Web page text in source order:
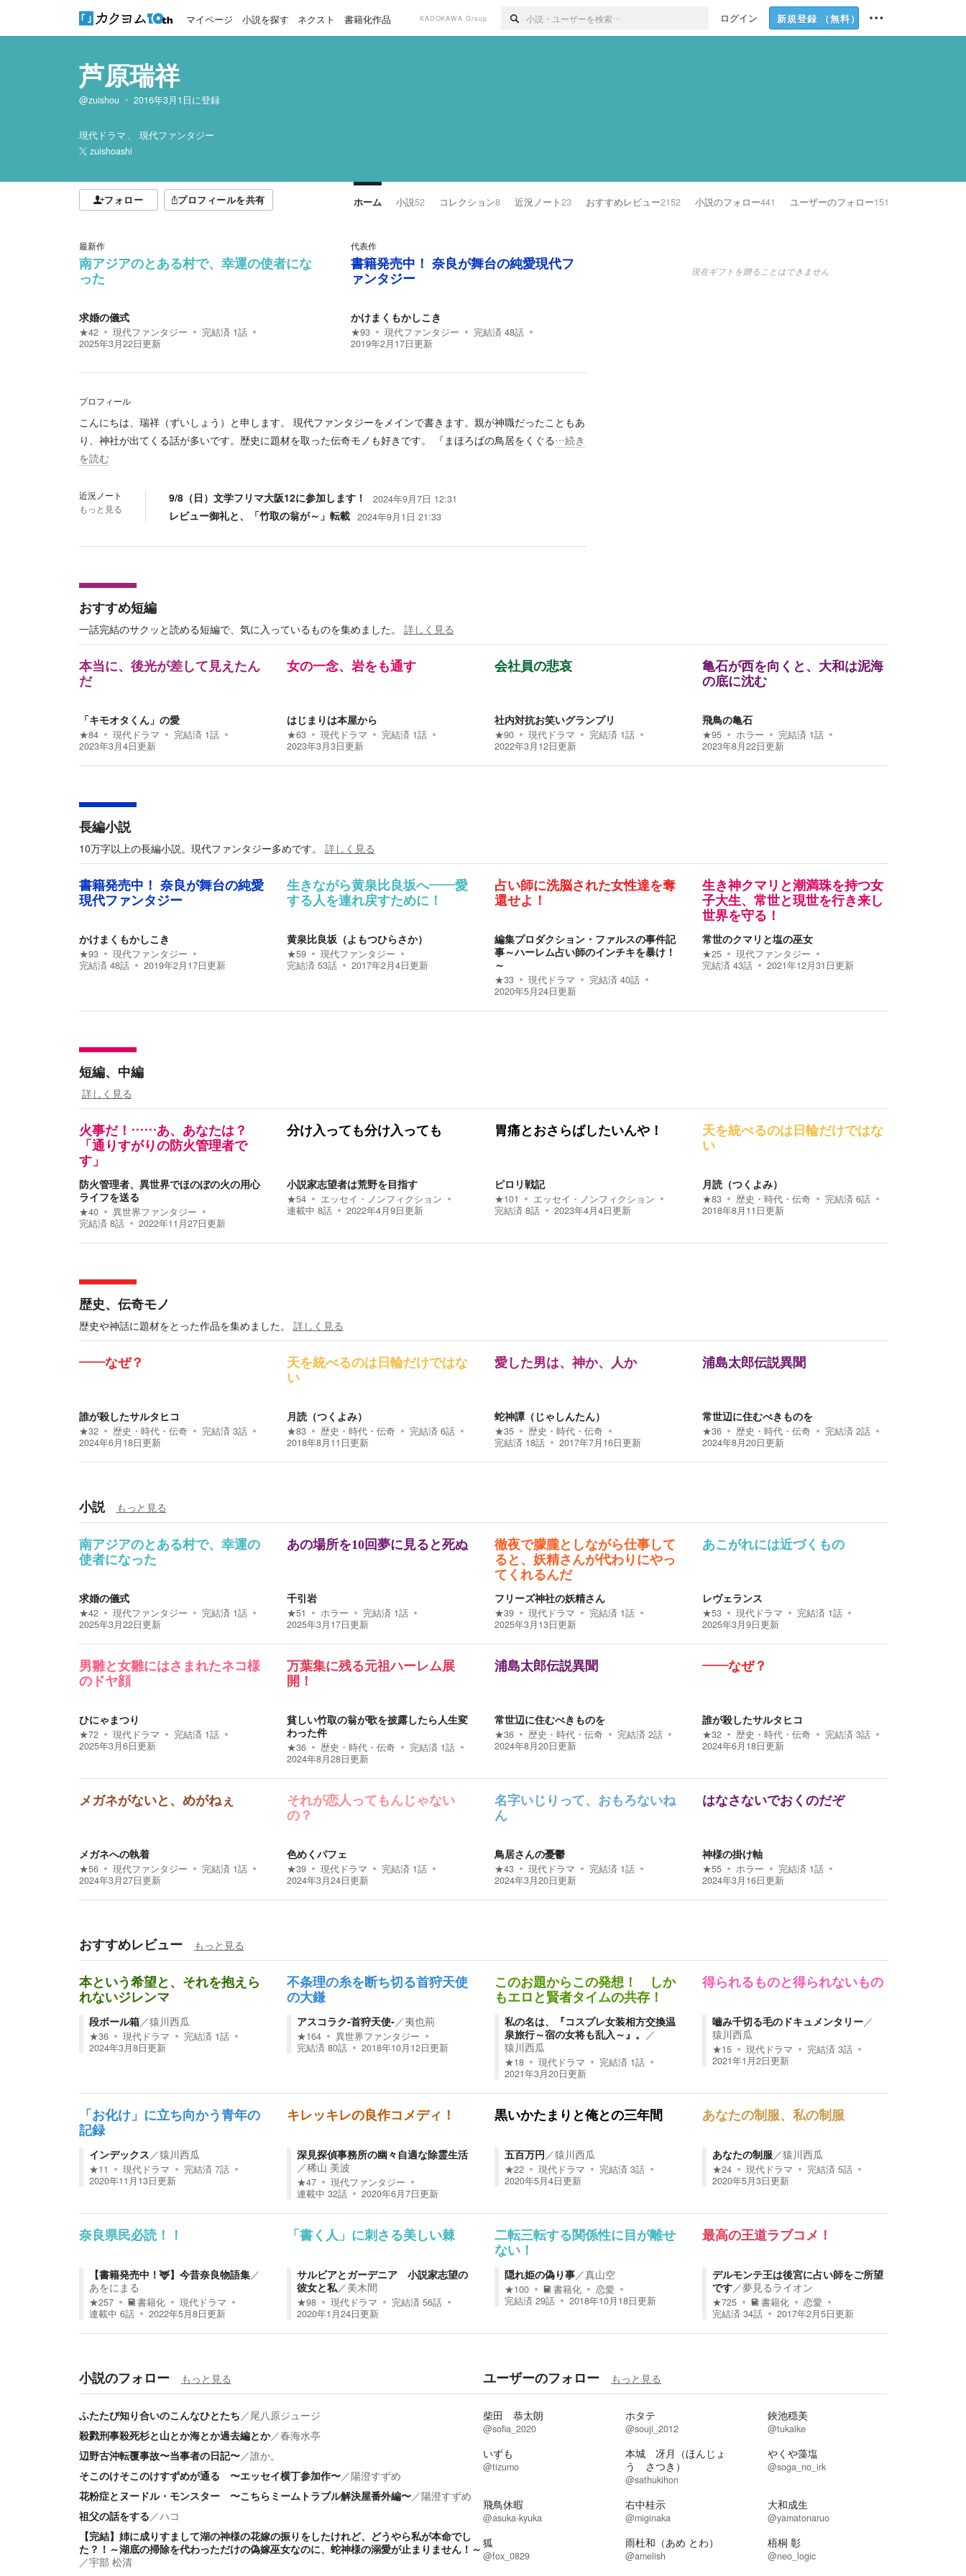
マイページ 小説を探す ネクスト 書籍化作品 KADOKAWA Group ログイン 新規登録 （無料）
芦原瑞祥
@zuishou 2016年3月1日に登録
現代ドラマ
現代ファンタジー
zuishoashi
フォロー プロフィールを共有 ホーム 小説52 コレクション8 近況ノート23 おすすめレビュー2152 小説のフォロー441 ユーザーのフォロー151
最新作
南アジアのとある村で、幸運の使者にな
った
求婚の儀式
★42 現代ファンタジー 完結済 1話
2025年3月22日更新
代表作
書籍発売中！ 奈良が舞台の純愛現代フ
ァンタジー
かけまくもかしこき
★93 現代ファンタジー 完結済 48話
2019年2月17日更新
プロフィール
こんにちは、瑞祥（ずいしょう）と申します。 現代ファンタジーをメインで書きます。親が神職だったこともあ
り、神社が出てくる話が多いです。歴史に題材を取った伝奇モノも好きです。 『まほろばの鳥居をくぐる…続き
を読む
近況ノート
もっと見る
9/8（日）文学フリマ大阪12に参加します！ 2024年9月7日 12:31
レビュー御礼と、「竹取の翁が～」転載 2024年9月1日 21:33
現在ギフトを贈ることはできません
おすすめ短編
一話完結のサクッと読める短編で、気に入っているものを集めました。 詳しく見る
本当に、後光が差して見えたん
だ
「キモオタくん」の愛
★84 現代ドラマ 完結済 1話
2023年3月4日更新
女の一念、岩をも通す
はじまりは本屋から
★63 現代ドラマ 完結済 1話
2023年3月3日更新
会社員の悲哀
社内対抗お笑いグランプリ
★90 現代ドラマ 完結済 1話
2022年3月12日更新
亀石が西を向くと、大和は泥海
の底に沈む
飛鳥の亀石
★95 ホラー 完結済 1話
2023年8月22日更新
長編小説
10万字以上の長編小説。現代ファンタジー多めです。 詳しく見る
書籍発売中！ 奈良が舞台の純愛
現代ファンタジー
かけまくもかしこき
★93
現代ファンタジー
完結済 48話 2019年2月17日更新
生きながら黄泉比良坂へ――愛
する人を連れ戻すために！
黄泉比良坂（よもつひらさか）
★59
現代ファンタジー
完結済 53話 2017年2月4日更新
占い師に洗脳された女性達を奪
還せよ！
編集プロダクション・ファルスの事件記
事～ハーレム占い師のインチキを暴け！
～
★33 現代ドラマ 完結済 40話
2020年5月24日更新
生き神クマリと潮満珠を持つ女
子大生、常世と現世を行き来し
世界を守る！
常世のクマリと塩の巫女
★25
現代ファンタジー
完結済 43話 2021年12月31日更新
短編、中編
詳しく見る
火事だ！……あ、あなたは？
「通りすがりの防火管理者で
す」
防火管理者、異世界でほのぼの火の用心
ライフを送る
★40
異世界ファンタジー
完結済 8話 2022年11月27日更新
分け入っても分け入っても
小説家志望者は荒野を目指す
★54
エッセイ・ノンフィクション
連載中 8話 2022年4月9日更新
胃痛とおさらばしたいんや！
ピロリ戦記
★101
エッセイ・ノンフィクション
完結済 8話 2023年4月4日更新
天を統べるのは日輪だけではな
い
月読（つくよみ）
★83 歴史・時代・伝奇 完結済 6話
2018年8月11日更新
歴史、伝奇モノ
歴史や神話に題材をとった作品を集めました。 詳しく見る
――なぜ？
誰が殺したサルタヒコ
★32 歴史・時代・伝奇 完結済 3話
2024年6月18日更新
天を統べるのは日輪だけではな
い
月読（つくよみ）
★83 歴史・時代・伝奇 完結済 6話
2018年8月11日更新
愛した男は、神か、人か
蛇神譚（じゃしんたん）
★35
歴史・時代・伝奇
完結済 18話 2017年7月16日更新
浦島太郎伝説異聞
常世辺に住むべきものを
★36 歴史・時代・伝奇 完結済 2話
2024年8月20日更新
小説 もっと見る
南アジアのとある村で、幸運の
使者になった
求婚の儀式
★42 現代ファンタジー 完結済 1話
2025年3月22日更新
あの場所を10回夢に見ると死ぬ
千引岩
★51 ホラー 完結済 1話
2025年3月17日更新
徹夜で朦朧としながら仕事して
ると、妖精さんが代わりにやっ
てくれるんだ
フリーズ神社の妖精さん
★39 現代ドラマ 完結済 1話
2025年3月13日更新
あこがれには近づくもの
レヴェランス
★53 現代ドラマ 完結済 1話
2025年3月9日更新
男雛と女雛にはさまれたネコ様
のドヤ顔
ひにゃまつり
★72 現代ドラマ 完結済 1話
2025年3月6日更新
万葉集に残る元祖ハーレム展
開！
貧しい竹取の翁が歌を披露したら人生変
わった件
★36 歴史・時代・伝奇 完結済 1話
2024年8月28日更新
浦島太郎伝説異聞
常世辺に住むべきものを
★36 歴史・時代・伝奇 完結済 2話
2024年8月20日更新
――なぜ？
誰が殺したサルタヒコ
★32 歴史・時代・伝奇 完結済 3話
2024年6月18日更新
メガネがないと、めがねぇ
メガネへの執着
★56 現代ファンタジー 完結済 1話
2024年3月27日更新
それが恋人ってもんじゃない
の？
色めくパフェ
★39 現代ドラマ 完結済 1話
2024年3月24日更新
名字いじりって、おもろないね
ん
鳥居さんの憂鬱
★43 現代ドラマ 完結済 1話
2024年3月20日更新
はなさないでおくのだぞ
神様の掛け軸
★55 ホラー 完結済 1話
2024年3月16日更新
おすすめレビュー もっと見る
本という希望と、それを抱えら
れないジレンマ
段ボール箱／猿川西瓜
★36 現代ドラマ 完結済 1話
2024年3月8日更新
不条理の糸を断ち切る首狩天使
の大鎌
アスコラク‐首狩天使‐／夷也荊
★164
異世界ファンタジー
完結済 80話 2018年10月12日更新
このお題からこの発想！ しか
もエロと賢者タイムの共存！
私の名は、『コスプレ女装相方交換温
泉旅行～宿の女将も乱入～』。 ／
猿川西瓜
★18 現代ドラマ 完結済 1話
2021年3月20日更新
得られるものと得られないもの
嚙み千切る毛のドキュメンタリー／
猿川西瓜
★15 現代ドラマ 完結済 3話
2021年1月2日更新
「お化け」に立ち向かう青年の
記録
インデックス／猿川西瓜
★11 現代ドラマ 完結済 7話
2020年11月13日更新
キレッキレの良作コメディ！
深見探偵事務所の幽々自適な除霊生活
／稀山 美波
★47
現代ファンタジー
連載中 32話 2020年6月7日更新
黒いかたまりと俺との三年間
五百万円／猿川西瓜
★22 現代ドラマ 完結済 3話
2020年5月4日更新
あなたの制服、私の制服
あなたの制服／猿川西瓜
★24 現代ドラマ 完結済 5話
2020年5月3日更新
奈良県民必読！！
【書籍発売中！🦌】今昔奈良物語集／
あをにまる
★257 書籍化
現代ドラマ
連載中 6話 2022年5月8日更新
「書く人」に刺さる美しい棘
サルビアとガーデニア 小説家志望の
彼女と私／美木間
★98 現代ドラマ 完結済 56話
2020年1月24日更新
二転三転する関係性に目が離せ
ない！
隠れ姫の偽り事／真山空
★100 書籍化
恋愛
完結済 29話 2018年10月18日更新
最高の王道ラブコメ！
デルモンテ王は後宮に占い師をご所望
です／夢見るライオン
★725 書籍化
恋愛
完結済 34話 2017年2月5日更新
小説のフォロー もっと見る
ふたたび知り合いのこんなひとたち／尾八原ジュージ
殺戮刑事殺死杉と山とか海とか過去編とか／春海水亭
辺野古沖転覆事故〜当事者の日記〜／誰か。
そこのけそこのけすずめが通る 〜エッセイ横丁参加作〜／陽澄すずめ
花粉症とヌードル・モンスター 〜こちらミームトラブル解決屋番外編〜／陽澄すずめ
祖父の話をする／ハコ
【完結】姉に成りすまして湖の神様の花嫁の振りをしたけれど、どうやら私が本命でし
た？！～湖底の掃除を代わっただけの偽嫁巫女なのに、蛇神様の溺愛が止まりません！～
／宇部 松清
ユーザーのフォロー もっと見る
柴田 恭太朗
@sofia_2020
ホタテ
@souji_2012
鋏池穏美
@tukaike
いずも
@tizumo
本城 冴月（ほんじょ
う さつき）
@sathukihon
やくや藻塩
@soga_no_irk
飛鳥休暇
@asuka-kyuka
右中桂示
@miginaka
大和成生
@yamatonaruo
狐
@fox_0829
雨杜和（あめ とわ）
@amelish
梧桐 彰
@neo_logic